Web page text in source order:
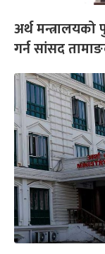
अर्थ
गर्न सांसद